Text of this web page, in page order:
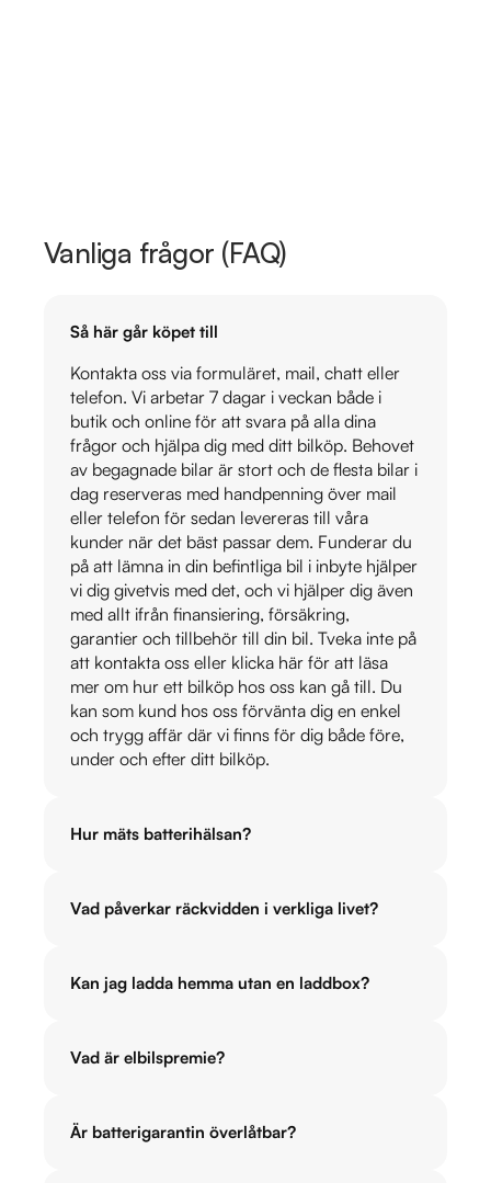
Vanliga frågor (FAQ)
Så här går köpet till
Kontakta oss via formuläret, mail, chatt eller
telefon. Vi arbetar 7 dagar i veckan både i
butik och online för att svara på alla dina
frågor och hjälpa dig med ditt bilköp. Behovet
av begagnade bilar är stort och de flesta bilar i
dag reserveras med handpenning över mail
eller telefon för sedan levereras till våra
kunder när det bäst passar dem. Funderar du
på att lämna in din befintliga bil i inbyte hjälper
vi dig givetvis med det, och vi hjälper dig även
med allt ifrån finansiering, försäkring,
garantier och tillbehör till din bil. Tveka inte på
att kontakta oss eller klicka här för att läsa
mer om hur ett bilköp hos oss kan gå till. Du
kan som kund hos oss förvänta dig en enkel
och trygg affär där vi finns för dig både före,
under och efter ditt bilköp.
Hur mäts batterihälsan?
Vad påverkar räckvidden i verkliga livet?
Kan jag ladda hemma utan en laddbox?
Vad är elbilspremie?
Är batterigarantin överlåtbar?